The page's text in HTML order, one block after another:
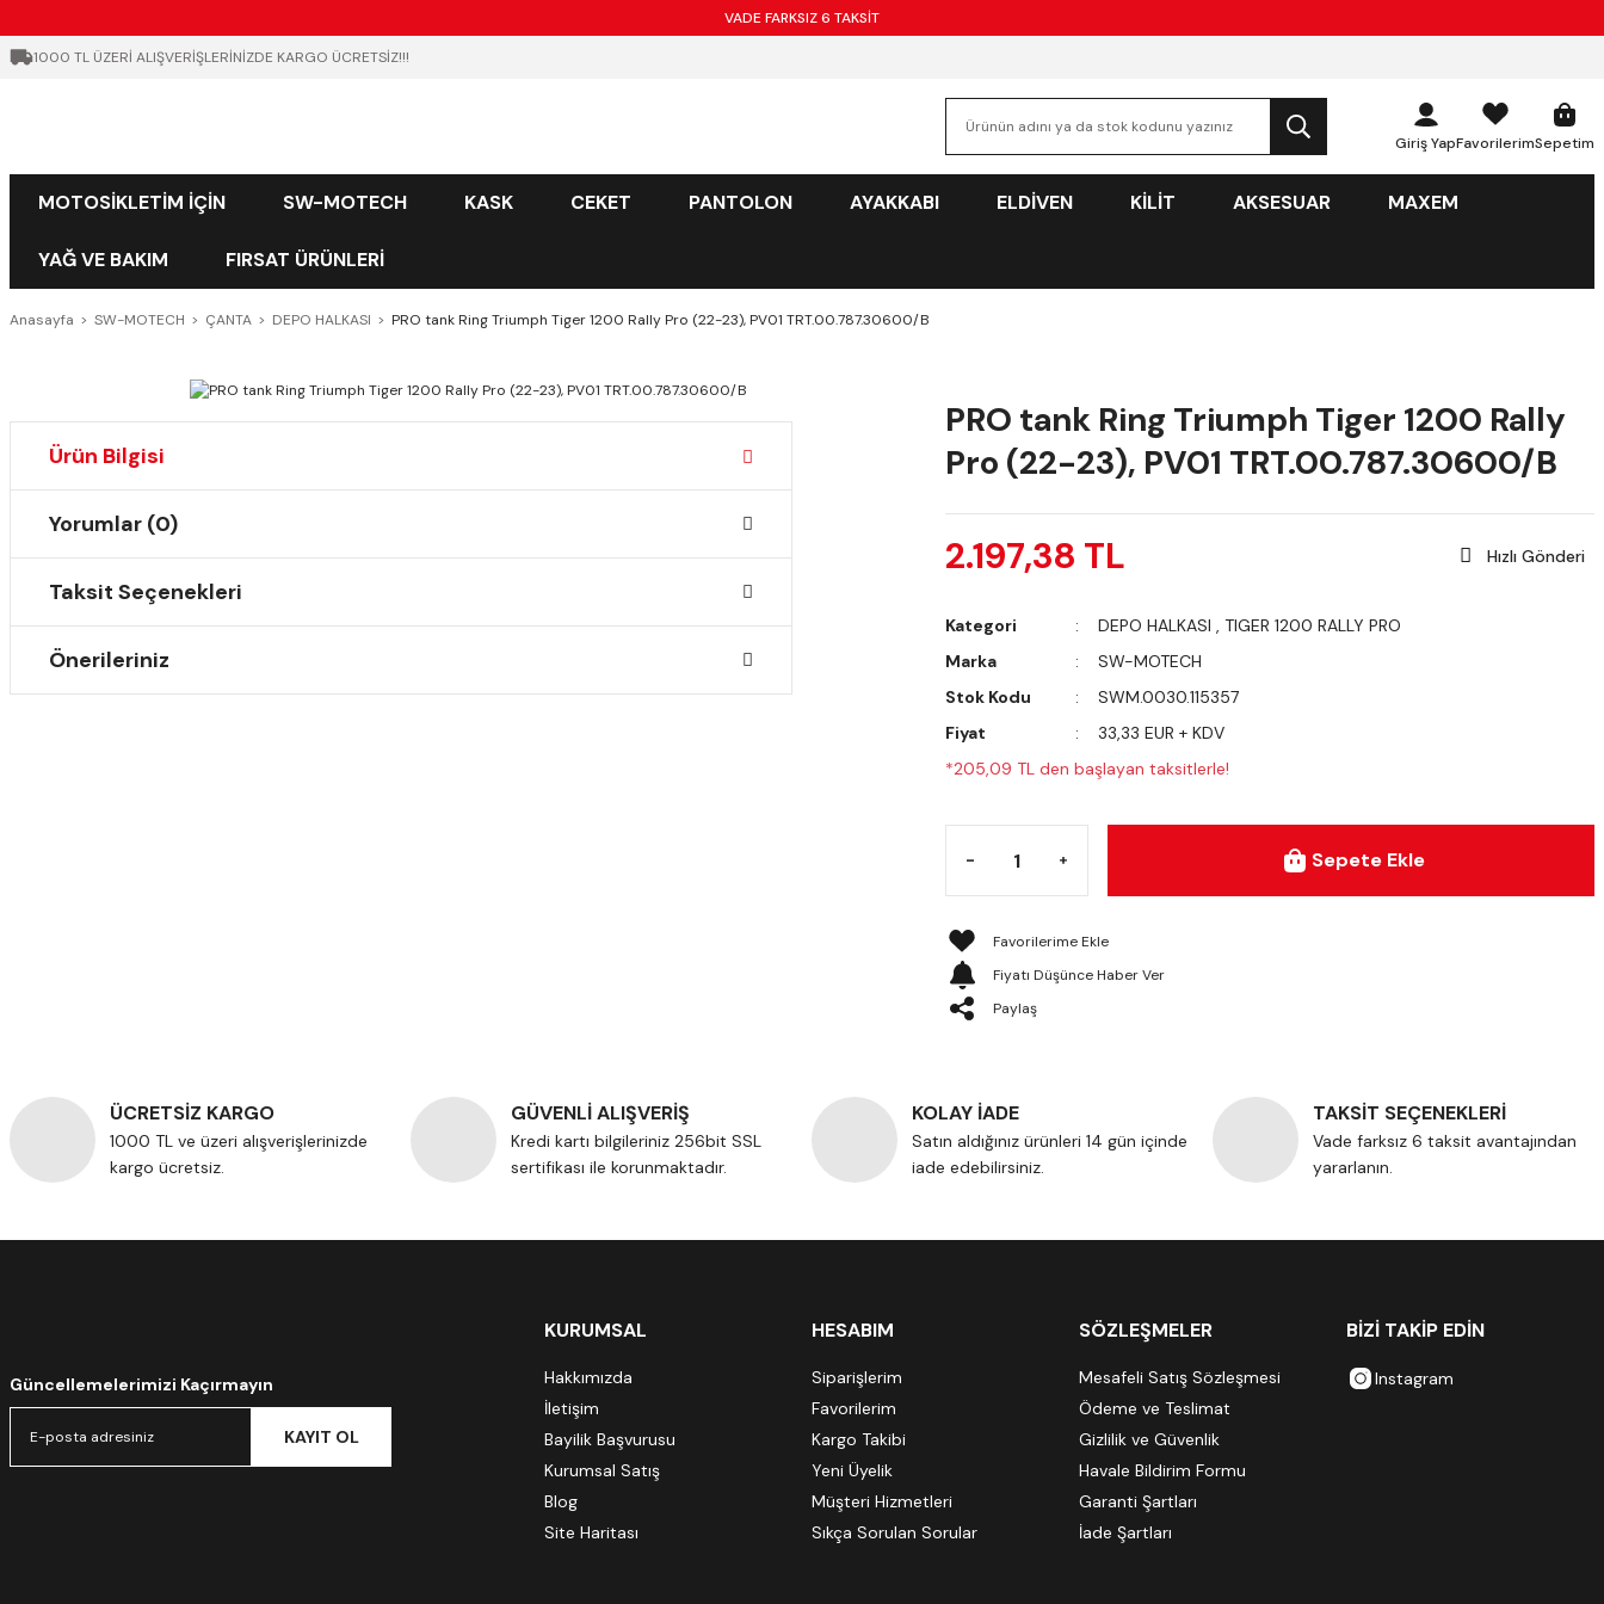
VADE FARKSIZ 6 TAKSİT
1000 TL ÜZERİ ALIŞVERİŞLERİNİZDE KARGO ÜCRETSİZ!!!
Giriş YapFavorilerimSepetim
MOTOSİKLETİM İÇİN SW-MOTECH KASK CEKET PANTOLON AYAKKABI ELDİVEN KİLİT AKSESUAR MAXEM
YAĞ VE BAKIM FIRSAT ÜRÜNLERİ
Anasayfa SW-MOTECH ÇANTA DEPO HALKASI PRO tank Ring Triumph Tiger 1200 Rally Pro (22-23), PV01 TRT.00.787.30600/B
Ürün Bilgisi
Yorumlar (0)
Taksit Seçenekleri
Önerileriniz
PRO tank Ring Triumph Tiger 1200 Rally
Pro (22-23), PV01 TRT.00.787.30600/B
2.197,38 TL Hızlı Gönderi
Kategori DEPO HALKASI , TIGER 1200 RALLY PRO
Marka
SW-MOTECH
Stok Kodu
SWM.0030.115357
Fiyat
33,33 EUR + KDV
*205,09 TL den başlayan taksitlerle!
Sepete Ekle
Fiyatı Düşünce Haber Ver
Paylaş
ÜCRETSİZ KARGO
1000 TL ve üzeri alışverişlerinizde
kargo ücretsiz.
GÜVENLİ ALIŞVERİŞ
Kredi kartı bilgileriniz 256bit SSL
sertifikası ile korunmaktadır.
KOLAY İADE
Satın aldığınız ürünleri 14 gün içinde
iade edebilirsiniz.
TAKSİT SEÇENEKLERİ
Vade farksız 6 taksit avantajından
yararlanın.
Güncellemelerimizi Kaçırmayın
KAYIT OL
KURUMSAL
Hakkımızda
İletişim
Bayilik Başvurusu
Kurumsal Satış
Blog
Site Haritası
HESABIM
Siparişlerim
Favorilerim
Kargo Takibi
Yeni Üyelik
Müşteri Hizmetleri
Sıkça Sorulan Sorular
SÖZLEŞMELER
Mesafeli Satış Sözleşmesi
Ödeme ve Teslimat
Gizlilik ve Güvenlik
Havale Bildirim Formu
Garanti Şartları
İade Şartları
BİZİ TAKİP EDİN
Instagram